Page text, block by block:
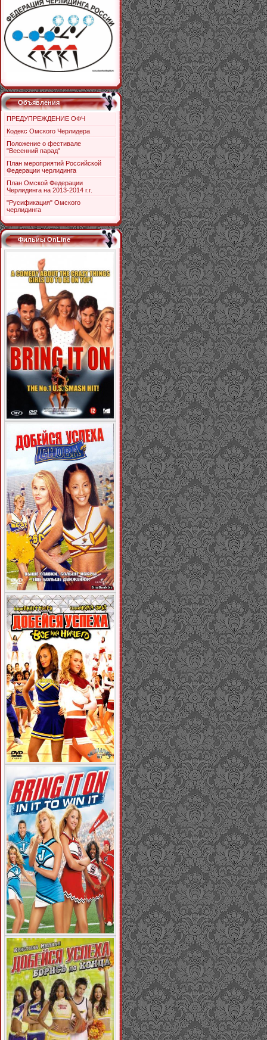
Объявления
ПРЕДУПРЕЖДЕНИЕ ОФЧ
Кодекс Омского Черлидера
Положение о фестивале
"Весенний парад"
План мероприятий Российской
Федерации черлидинга
План Омской Федерации
Черлидинга на 2013-2014 г.г.
"Русификация" Омского
черлидинга
Фильиы OnLine